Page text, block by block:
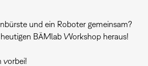
und ein Roboter gemeinsam?
BÄMlab Workshop heraus!
vorbei!